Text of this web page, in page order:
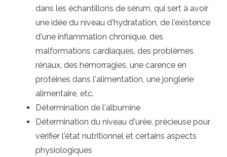
dans les échantillons de sérum, qui sert à avoir
une idée du niveau d'hydratation, de l'existence
d'une inflammation chronique, des
malformations cardiaques, des problèmes
rénaux, des hémorragies, une carence en
protéines dans l'alimentation, une jonglerie
alimentaire, etc.
Détermination de l'albumine
Détermination du niveau d'urée, précieuse pour
vérifier l'état nutritionnel et certains aspects
physiologiques